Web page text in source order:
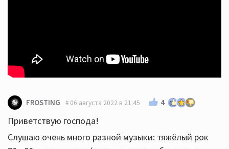
FROSTING 06 августа 2022 в 21:45 4
Приветствую господа!
Слушаю очень много разной музыки: тяжёлый рок